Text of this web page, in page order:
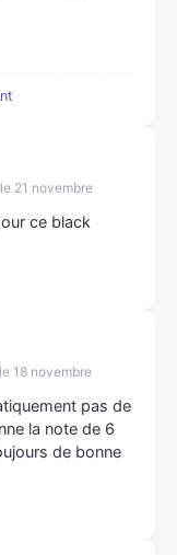
21 novembre
ce black
18 novembre
pas de
la note de 6
de bonne